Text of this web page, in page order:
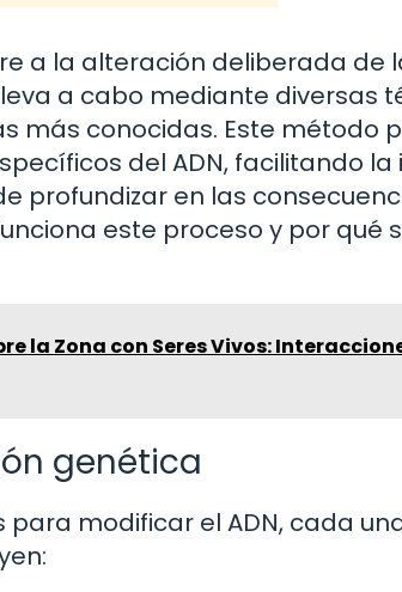
a la alteración deliberada de
a cabo mediante diversas
más conocidas. Este método
del ADN, facilitando
profundizar en las
este proceso y por qué
la Zona con Seres Vivos:
genética
para modificar el ADN, cada